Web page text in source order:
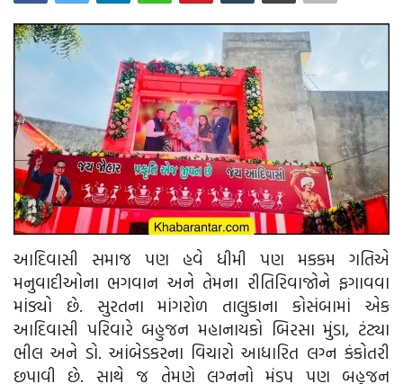
આદિવાસી
લઘુમતી
સ્પેશ્યલ સ્ટોરી
વિચાર સાહિત્ય
બહુજનનાયક
Language
ગુજરાતી English
આદિવાસી સમાજ પણ હવે ધીમી પણ મકકમ ગતિએ
મનુવાદીઓના ભગવાન અને તેમના રીતિરિવાજોને ફગાવવા
માંડ્યો છે. સુરતના માંગરોળ તાલુકાના કોસંબામાં એક
આદિવાસી પરિવારે બહુજન મહાનાયકો બિરસા મુંડા, ટંટ્યા
ભીલ અને ડો. આંબેડકરના વિચારો આધારિત લગ્ન કંકોતરી
છપાવી છે. સાથે જ તેમણે લગ્નનો મંડપ પણ બહુજન